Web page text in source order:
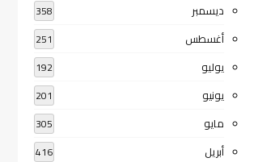
ديسمبر 358
أغسطس 251
يوليو 192
يونيو 201
مايو 305
أبريل 416